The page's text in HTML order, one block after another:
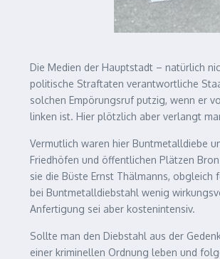
Die Medien der Hauptstadt – natürlich
politische Straftaten verantwortliche
solchen Empörungsruf putzig, wenn er
linken ist. Hier plötzlich aber verlangt
Vermutlich waren hier Buntmetalldiebe
Friedhöfen und öffentlichen Plätzen
sie die Büste Ernst Thälmanns,
bei Buntmetalldiebstahl wenig
Anfertigung sei aber kostenintensiv.
Sollte man den Diebstahl aus der
einer kriminellen Ordnung leben und